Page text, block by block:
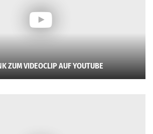
ZUM VIDEOCLIP AUF YOUTUBE